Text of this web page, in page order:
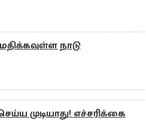
நாடு
முடியாது! எச்சரிக்கை